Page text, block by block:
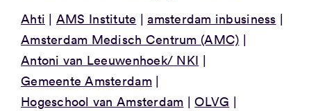
Ahti AMS Institute
amsterdam inbusiness
Amsterdam Medisch Centrum (AMC)
Antoni van Leeuwenhoek/ NKI
Gemeente Amsterdam
Hogeschool van Amsterdam
OLVG